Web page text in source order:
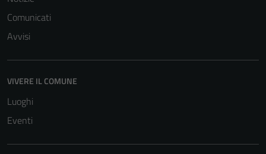
Comunicati
Avvisi
VIVERE IL COMUNE
Luoghi
Eventi